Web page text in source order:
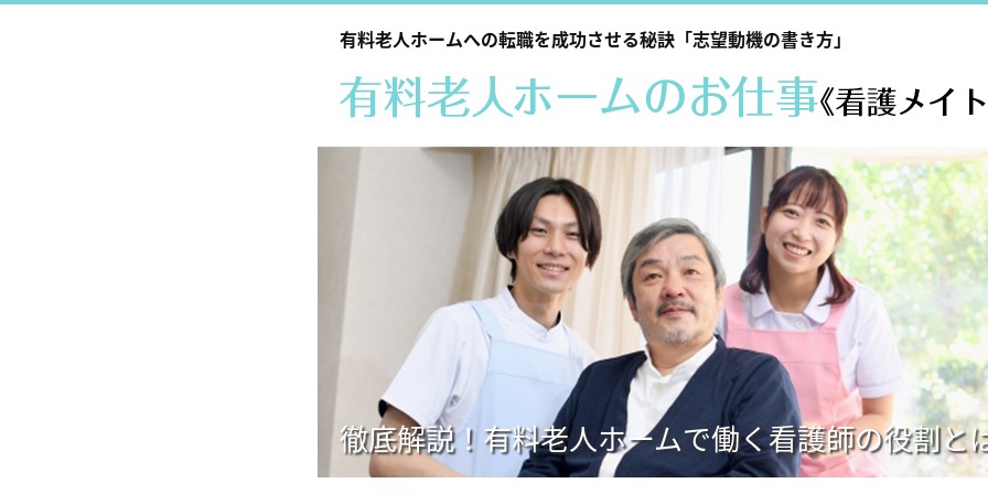
有料老人ホームへの転職を成功させる秘訣「志望動機の書き方」
徹底解説！有料老人ホームで働く看護師の役割と